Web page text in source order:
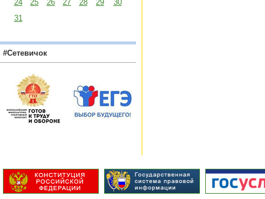
24
25 26 27 28 29
30
31
#Сетевичок